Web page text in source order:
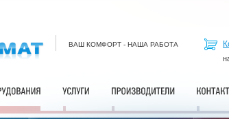
ВАШ КОМФОРТ - НАША РАБОТА